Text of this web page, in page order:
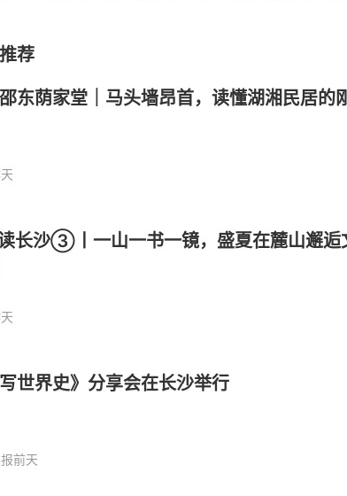
荐
东荫家堂｜马头墙昂首，读懂湖湘民居的
长沙③丨一山一书一镜，盛夏在麓山邂逅
写世界史》分享会在长沙举行
前天